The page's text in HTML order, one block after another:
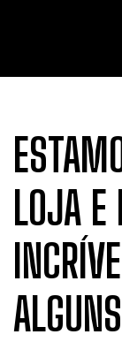
LOJA E